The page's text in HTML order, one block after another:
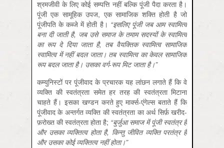
श्रमजीवी के लिए कोई सम्पत्ति नहीं बल्कि पूंजी पैदा करता है।
पूंजी एक सामूहिक उपज, एक सामाजिक शक्ति होती है जो
पूंजीपति के कब्जे में होती है। “इसलिए पूंजी जब आम स्वामित्व
बना दी जाती है, जब उसे समाज के तमाम सदस्यों के स्वामित्व
का रूप दे दिया जाता है, तब वैयक्तिक स्वामित्व सामाजिक
स्वामित्व में नहीं बदल जाता। तब स्वामित्व का केवल सामाजिक
रूप बदल जाता है। उसका वर्ग-रूप मिट जाता है।”
कम्युनिस्टों पर पूंजीवाद के प्रचारक यह लांछन लगाते हैं कि वे
व्यक्ति की स्वतंत्रता समेत हर तरह की स्वतंत्रता मिटाना
चाहते हैं। इसका खण्डन करते हुए मार्क्स-एंगेल्स बताते हैं कि
पूंजीवाद के अन्तर्गत व्यक्ति की स्वतंत्रता का अर्थ सिर्फ़ खरीद-
फ़रोख्त की स्वतंत्रता होता है; “बुर्जुआ समाज में पूंजी स्वतंत्र है
और उसका व्यक्तित्व होता है, किन्तु जीवित व्यक्ति परतंत्र है
और उसका कोई व्यक्तित्व नहीं होता।”